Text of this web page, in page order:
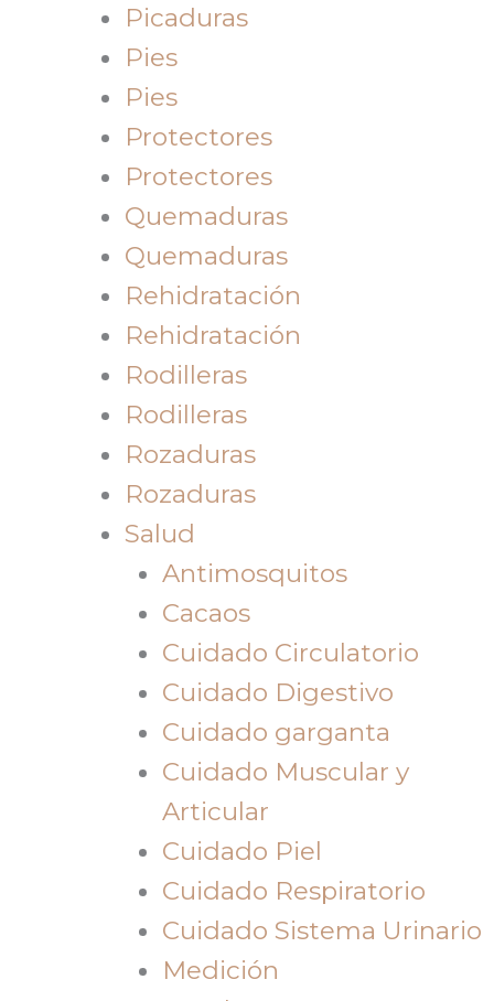
Picaduras
Pies
Pies
Protectores
Protectores
Quemaduras
Quemaduras
Rehidratación
Rehidratación
Rodilleras
Rodilleras
Rozaduras
Rozaduras
Salud
Antimosquitos
Cacaos
Cuidado Circulatorio
Cuidado Digestivo
Cuidado garganta
Cuidado Muscular y
Articular
Cuidado Piel
Cuidado Respiratorio
Cuidado Sistema Urinario
Medición